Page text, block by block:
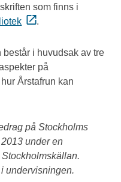
som finns i
.
består i huvudsak av tre
på
Årstafrun kan
på Stockholms
under en
undervisningen.